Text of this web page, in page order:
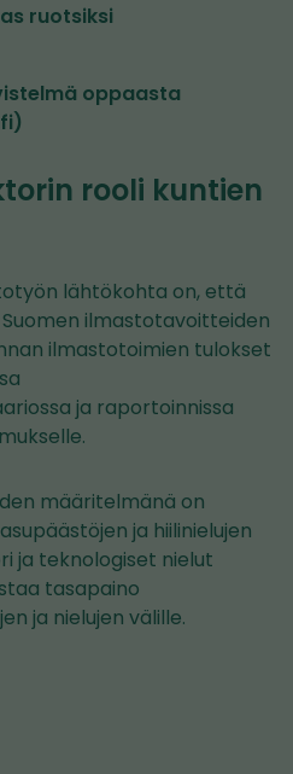
ruotsiksi
oppaasta
rooli kuntien
lähtökohta on, että
ilmastotavoitteiden
ilmastotoimien tulokset
ja raportoinnissa
määritelmänä on
ja hiilinielujen
ja teknologiset nielut
tasapaino
ja nielujen välille.